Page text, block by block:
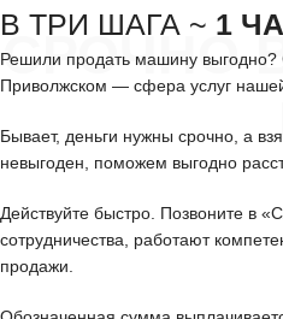
СРОЧНО
В ТРИ ШАГА ~ 1
Решили продать машину выгодно?
Приволжском — сфера услуг
Бывает, деньги нужны срочно, а
невыгоден, поможем выгодно
Действуйте быстро. Позвоните в
сотрудничества, работают
продажи.